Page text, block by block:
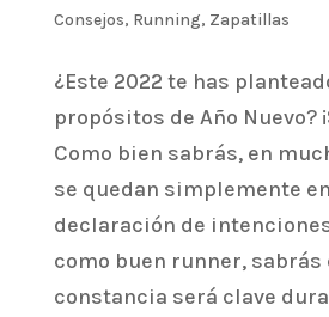
Consejos, Running, Zapatillas
¿Este 2022 te has
propósitos de Año Nuevo?
Como bien sabrás, en
se quedan simplemente
declaración de
como buen runner, sabrás
constancia será clave